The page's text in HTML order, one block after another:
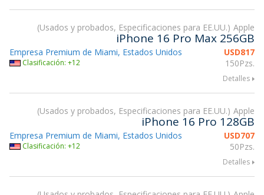
Usados y probados, Especificaciones para EE.UU. Apple
iPhone 16 Pro Max 256GB
USD817
150Pzs.
Empresa Premium de Miami, Estados Unidos
Clasificación: +12
Detalles
Usados y probados, Especificaciones para EE.UU. Apple
iPhone 16 Pro 128GB
USD707
50Pzs.
Empresa Premium de Miami, Estados Unidos
Clasificación: +12
Detalles